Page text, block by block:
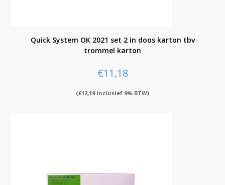
Quick System OK 2021 set 2 in doos karton tbv
trommel karton
€11,18
(€12,19inclusief 9% BTW)